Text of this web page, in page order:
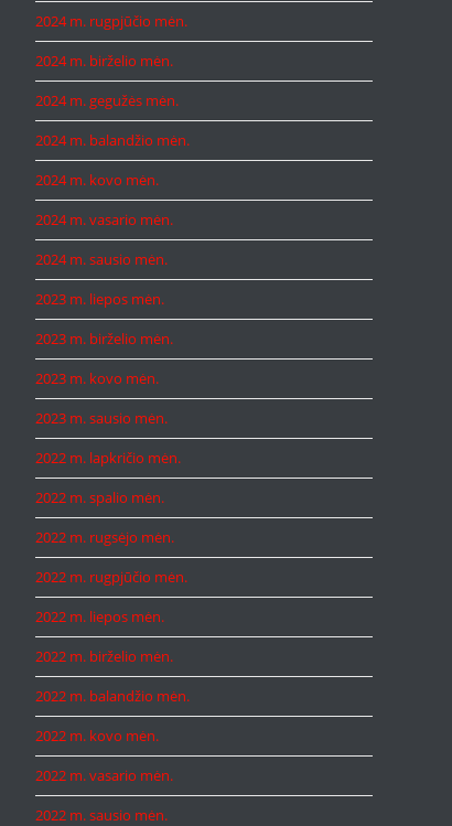
2024 m. rugpjūčio mėn.
2024 m. birželio mėn.
2024 m. gegužės mėn.
2024 m. balandžio mėn.
2024 m. kovo mėn.
2024 m. vasario mėn.
2024 m. sausio mėn.
2023 m. liepos mėn.
2023 m. birželio mėn.
2023 m. kovo mėn.
2023 m. sausio mėn.
2022 m. lapkričio mėn.
2022 m. spalio mėn.
2022 m. rugsėjo mėn.
2022 m. rugpjūčio mėn.
2022 m. liepos mėn.
2022 m. birželio mėn.
2022 m. balandžio mėn.
2022 m. kovo mėn.
2022 m. vasario mėn.
2022 m. sausio mėn.